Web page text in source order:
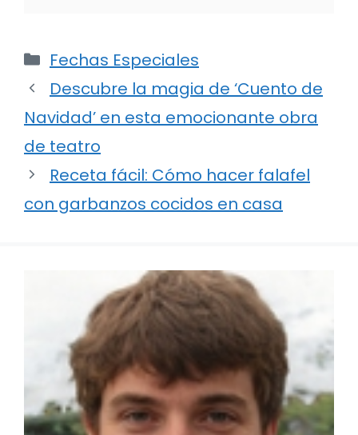
Categorías
Fechas Especiales
Descubre la magia de ‘Cuento de
Navidad’ en esta emocionante obra
de teatro
Receta fácil: Cómo hacer falafel
con garbanzos cocidos en casa